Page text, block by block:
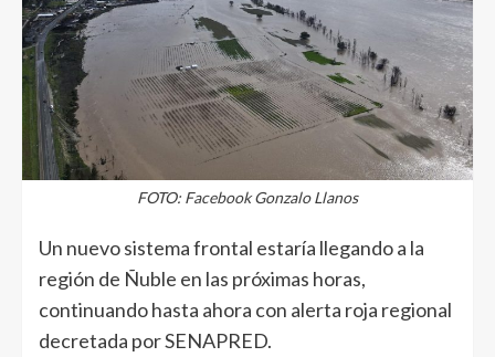
FOTO: Facebook Gonzalo Llanos
Un nuevo sistema frontal estaría llegando a la
región de Ñuble en las próximas horas,
continuando hasta ahora con alerta roja regional
decretada por SENAPRED.